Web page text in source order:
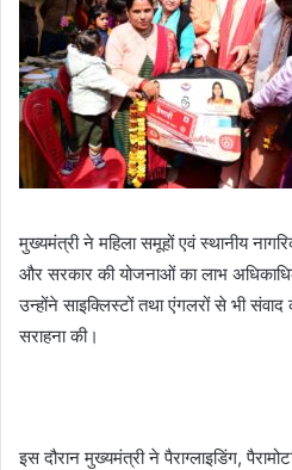
मुख्यमंत्री ने महिला समूहों एवं स्थानीय
और सरकार की योजनाओं का लाभ
उन्होंने साइक्लिस्टों तथा एंगलरों से भी
सराहना की।
इस दौरान मुख्यमंत्री ने पैराग्लाइडिंग,